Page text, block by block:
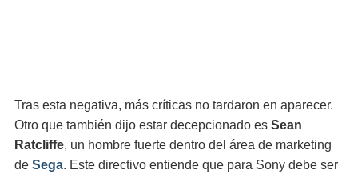
Tras esta negativa, más críticas no tardaron en aparecer.
Otro que también dijo estar decepcionado es Sean
Ratcliffe, un hombre fuerte dentro del área de marketing
de Sega. Este directivo entiende que para Sony debe ser